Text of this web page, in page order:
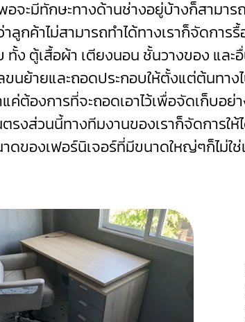
อจะมีทักษะทางด้านช่างอยู่บ้างก็สามา
าลูกค้าไม่สามารถทำได้ทางเราก็จัดการ
ทั้ง ตู้เสื้อผ้า เตียงนอน ชั้นวางของ และ
ขนย้ายและถอดประกอบให้ตั้งแต่ต้นทา
ค่ต้องการที่จะถอดเอาไว้เพื่อจัดเก็บอย่า
รงส่วนนี้ทางทีมงานของเราก็จัดการให้
ดของเฟอร์นิเจอร์ที่มีขนาดใหญ่ๆก็ไม่ใ